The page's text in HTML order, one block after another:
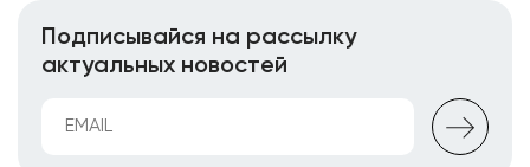
Подписывайся на рассылку
актуальных новостей